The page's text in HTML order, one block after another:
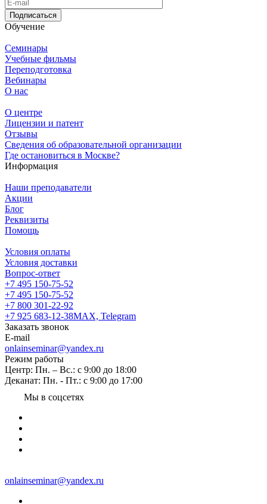
Подписаться
Обучение
Семинары
Учебные фильмы
Переподготовка
Вебинары
О нас
О центре
Лицензии и патент
Отзывы
Сведения об образовательной организации
Где остановиться в Москве?
Информация
Наши преподаватели
Акции
Блог
Реквизиты
Помощь
Условия оплаты
Условия доставки
Вопрос-ответ
+7 495 150-75-52
+7 495 150-75-52
+7 800 301-22-92
+7 925 683-12-38MAX, Telegram
Заказать звонок
E-mail
onlainseminar@yandex.ru
Режим работы
Центр: Пн. – Вс.: с 9:00 до 18:00
Деканат: Пн. - Пт.: с 9:00 до 17:00
Мы в соцсетях
onlainseminar@yandex.ru